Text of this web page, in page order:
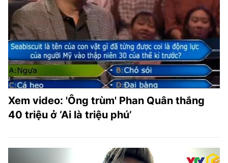
Xem video: 'Ông trùm' Phan Quân thắng
40 triệu ở ‘Ai là triệu phú’